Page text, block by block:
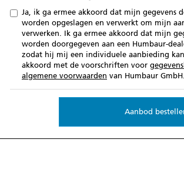
Ja, ik ga ermee akkoord dat mijn gegevens
worden opgeslagen en verwerkt om mijn
verwerken. Ik ga ermee akkoord dat mijn
worden doorgegeven aan een Humbaur-
zodat hij mij een individuele aanbieding
akkoord met de voorschriften voor
algemene voorwaarden van Humbaur GmbH.